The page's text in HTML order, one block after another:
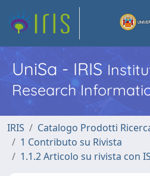
UniSa - IRIS
Research
IRIS
Catalogo Prodotti
1 Contributo su Rivista
1.1.2 Articolo su rivista con